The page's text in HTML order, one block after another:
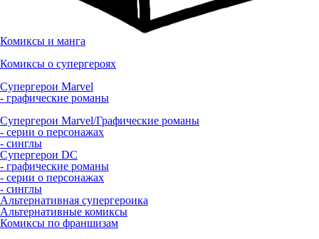
Комиксы и манга
Комиксы о супергероях
Супергерои Marvel
- графические романы
Супергерои Marvel/Графические романы
- серии о персонажах
- синглы
Супергерои DC
- графические романы
- серии о персонажах
- синглы
Альтернативная супергероика
Альтернативные комиксы
Комиксы по франшизам